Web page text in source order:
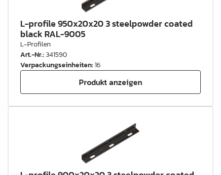
L-profile 950x20x20 3 steelpowder coated
black RAL-9005
L-Profilen
Art.-Nr.:341590
Verpackungseinheiten:16
Produkt anzeigen